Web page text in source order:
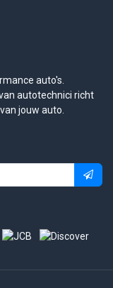
auto's.
autotechnici richt
jouw auto.